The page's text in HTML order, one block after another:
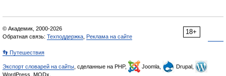
18+
© Академик, 2000-2026
Обратная связь: Техподдержка Реклама на сайте
👣 Путешествия
Экспорт словарей на сайты , сделанные на PHP, Joomla,
Drupal,
WordPress, MODx.